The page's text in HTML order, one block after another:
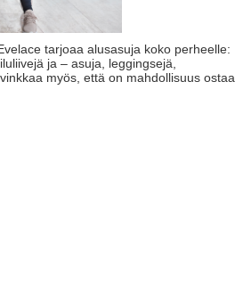
tarjoaa alusasuja koko perheelle:
ja – asuja, leggingsejä,
myös, että on mahdollisuus ostaa